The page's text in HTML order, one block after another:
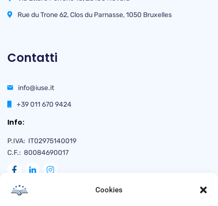
Cookies
Rue du Trone 62, Clos du Parnasse, 1050 Bruxelles
Contatti
info@iuse.it
+39 011 670 9424
Info:
P.IVA: IT02975140019
C.F.: 80084690017